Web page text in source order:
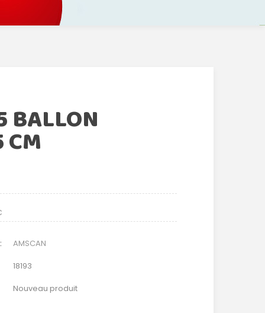
BALLON
AMSCAN
18193
Nouveau produit